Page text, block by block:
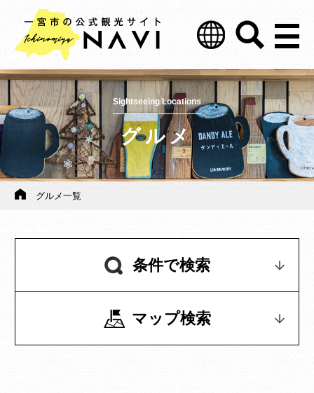
Sightseeing Locations
グルメ
グルメ一覧
条件で検索
マップ検索